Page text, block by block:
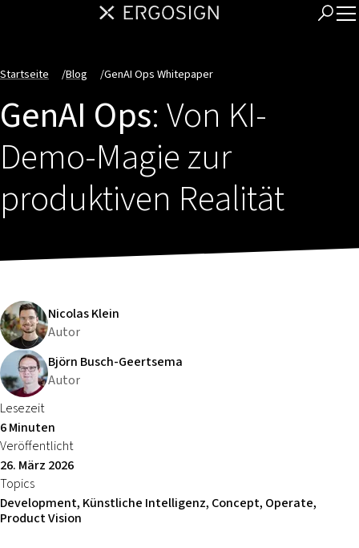
Startseite /Blog /GenAI Ops Whitepaper
GenAI Ops: Von KI-
Demo-Magie zur
produktiven Realität
Nicolas Klein
Autor
Björn Busch-Geertsema
Autor
Lesezeit
6 Minuten
Veröffentlicht
26. März 2026
Topics
Development, Künstliche Intelligenz, Concept, Operate,
Product Vision